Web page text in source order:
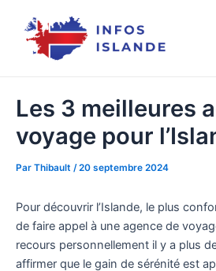
contenu
Les 3 meilleures
voyage pour
Par Thibault /20 septembre 2024
Pour découvrir l’Islande, le plus
de faire appel à une agence de
recours personnellement il y a plus
affirmer que le gain de sérénité est